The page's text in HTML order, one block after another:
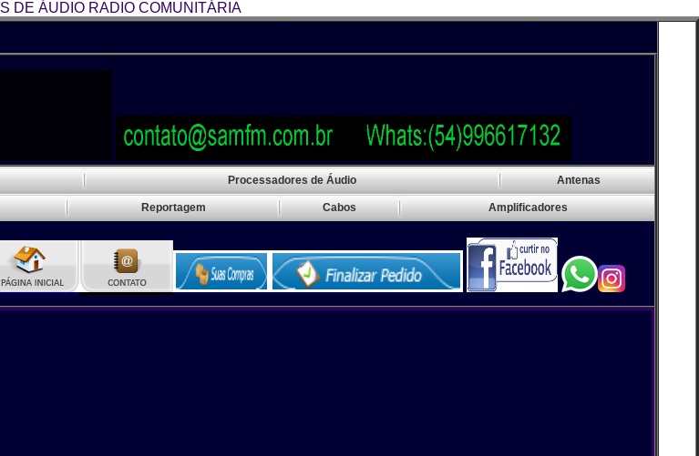
DE ÁUDIO RADIO COMUNITÁRIA
Processadores de Áudio Antenas
Reportagem Cabos Amplificadores